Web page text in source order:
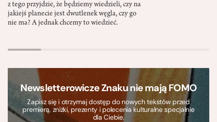
z tego przyjdzie, że będziemy wiedzieli, czy na
jakiejś planecie jest dwutlenek węgla, czy go
nie ma? A jednak chcemy to wiedzieć.
Newsletterowicze Znaku nie mają FOMO
Zapisz się i otrzymaj dostęp do nowych tekstów przed
premierą, zniżki, prezenty i polecenia kulturalne specjalnie
dla Ciebie.